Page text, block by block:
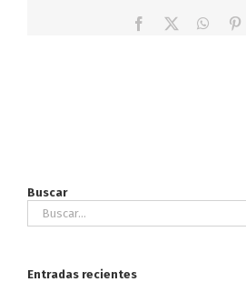
Facebook
Buscar
Buscar:
Entradas recientes